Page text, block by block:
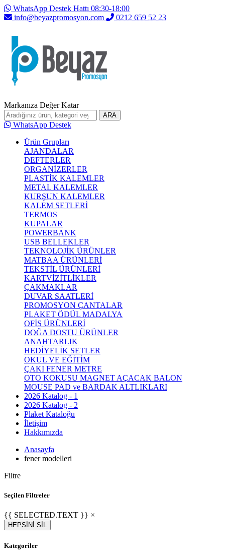
WhatsApp Destek Hattı 08:30-18:00
info@beyazpromosyon.com
0212 659 52 23
Markanıza Değer Katar
ARA
WhatsApp Destek
Ürün Grupları
AJANDALAR
DEFTERLER
ORGANİZERLER
PLASTİK KALEMLER
METAL KALEMLER
KURŞUN KALEMLER
KALEM SETLERİ
TERMOS
KUPALAR
POWERBANK
USB BELLEKLER
TEKNOLOJİK ÜRÜNLER
MATBAA ÜRÜNLERİ
TEKSTİL ÜRÜNLERİ
KARTVİZİTLİKLER
ÇAKMAKLAR
DUVAR SAATLERİ
PROMOSYON ÇANTALAR
PLAKET ÖDÜL MADALYA
OFİS ÜRÜNLERİ
DOĞA DOSTU ÜRÜNLER
ANAHTARLIK
HEDİYELİK SETLER
OKUL VE EĞİTİM
ÇAKI FENER METRE
OTO KOKUSU MAGNET AÇACAK BALON
MOUSE PAD ve BARDAK ALTLIKLARI
2026 Katalog - 1
2026 Katalog - 2
Plaket Kataloğu
İletişim
Hakkımızda
Anasayfa
fener modelleri
Filtre
Seçilen Filtreler
{{ SELECTED.TEXT }} ×
HEPSİNİ SİL
Kategoriler